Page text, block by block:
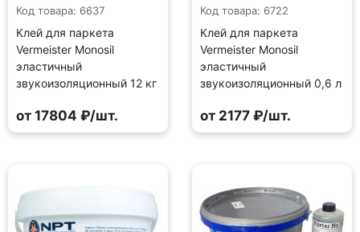
Код товара: 6637
Клей для паркета
Vermeister Monosil
эластичный
звукоизоляционный 12 кг
от 17804 ₽/шт.
Код товара: 6722
Клей для паркета
Vermeister Monosil
эластичный
звукоизоляционный 0,6 л
от 2177 ₽/шт.